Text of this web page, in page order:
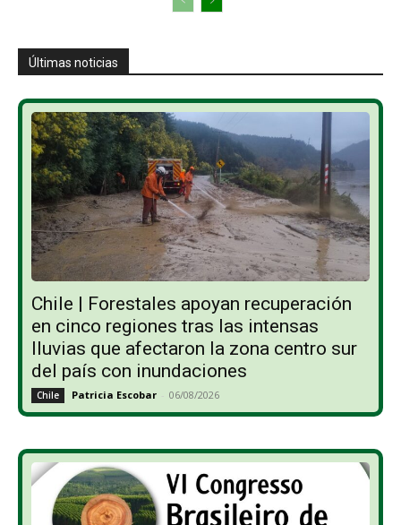
Últimas noticias
Chile | Forestales apoyan recuperación
en cinco regiones tras las intensas
lluvias que afectaron la zona centro sur
del país con inundaciones
Chile Patricia Escobar - 06/08/2026